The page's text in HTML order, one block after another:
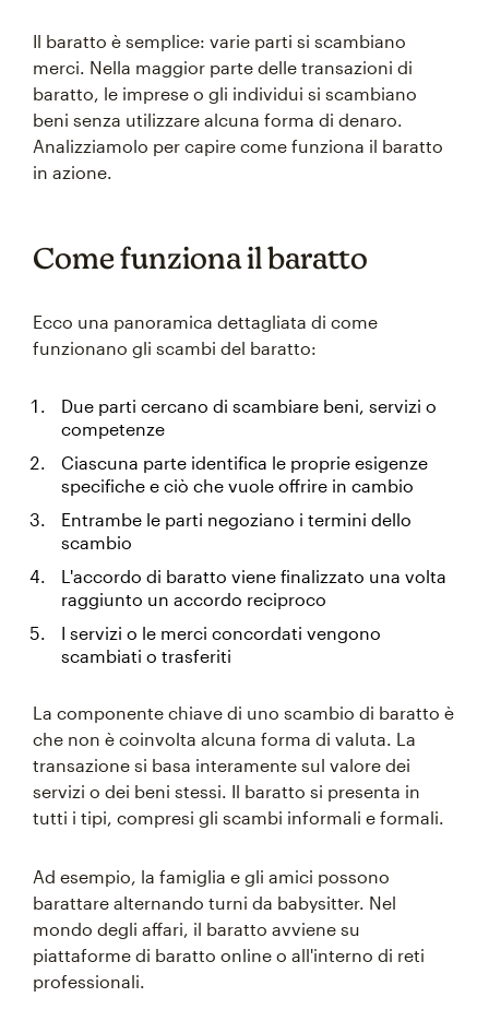
Il baratto è semplice: varie parti si scambiano
merci. Nella maggior parte delle transazioni di
baratto, le imprese o gli individui si scambiano
beni senza utilizzare alcuna forma di denaro.
Analizziamolo per capire come funziona il baratto
in azione.
Come funziona il baratto
Ecco una panoramica dettagliata di come
funzionano gli scambi del baratto:
Due parti cercano di scambiare beni, servizi o
competenze
Ciascuna parte identifica le proprie esigenze
specifiche e ciò che vuole offrire in cambio
Entrambe le parti negoziano i termini dello
scambio
L'accordo di baratto viene finalizzato una volta
raggiunto un accordo reciproco
I servizi o le merci concordati vengono
scambiati o trasferiti
La componente chiave di uno scambio di baratto è
che non è coinvolta alcuna forma di valuta. La
transazione si basa interamente sul valore dei
servizi o dei beni stessi. Il baratto si presenta in
tutti i tipi, compresi gli scambi informali e formali.
Ad esempio, la famiglia e gli amici possono
barattare alternando turni da babysitter. Nel
mondo degli affari, il baratto avviene su
piattaforme di baratto online o all'interno di reti
professionali.